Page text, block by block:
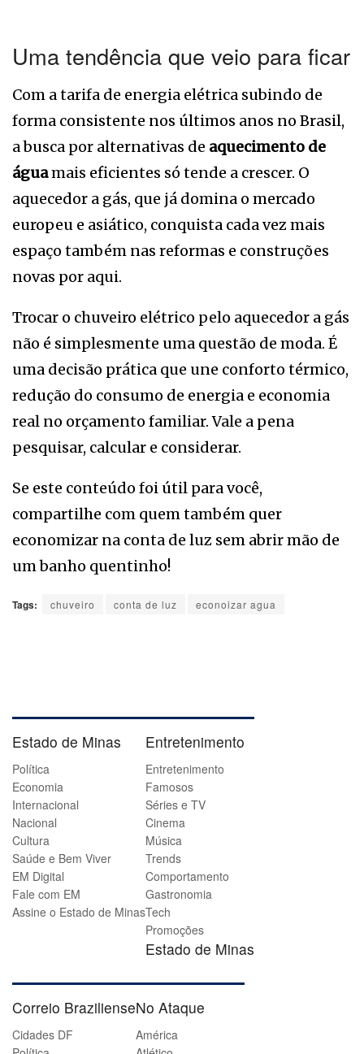
Uma tendência que veio para ficar
Com a tarifa de energia elétrica subindo de
forma consistente nos últimos anos no Brasil,
a busca por alternativas de aquecimento de
águamais eficientes só tende a crescer. O
aquecedor a gás, que já domina o mercado
europeu e asiático, conquista cada vez mais
espaço também nas reformas e construções
novas por aqui.
Trocar o chuveiro elétrico pelo aquecedor a gás
não é simplesmente uma questão de moda. É
uma decisão prática que une conforto térmico,
redução do consumo de energia e economia
real no orçamento familiar. Vale a pena
pesquisar, calcular e considerar.
Se este conteúdo foi útil para você,
compartilhe com quem também quer
economizar na conta de luz sem abrir mão de
um banho quentinho!
Tags: chuveiro conta de luz econoizar agua
Estado de Minas
Política
Economia
Internacional
Nacional
Cultura
Saúde e Bem Viver
EM Digital
Fale com EM
Assine o Estado de Minas
Entretenimento
Entretenimento
Famosos
Séries e TV
Cinema
Música
Trends
Comportamento
Gastronomia
Tech
Promoções
Estado de Minas
Correio Braziliense
Cidades DF
No Ataque
América